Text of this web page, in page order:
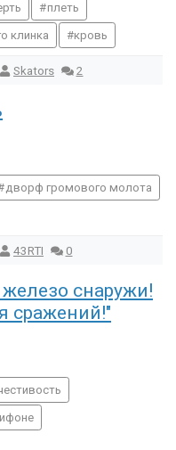
плеть
клинка кровь
Skators 2
дворф громового молота
43RTI 0
снаружи!
сражений!"